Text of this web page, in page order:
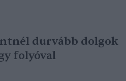
durvább dolgok
folyóval